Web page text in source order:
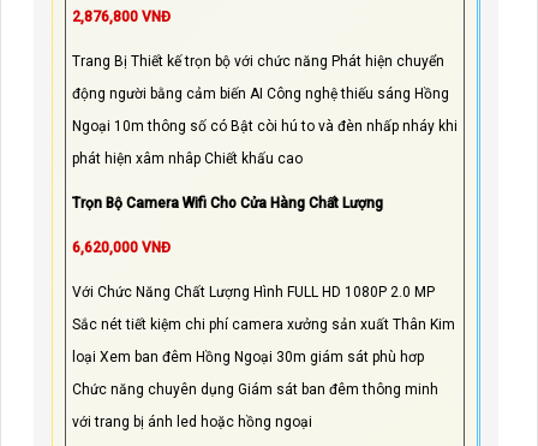
2,876,800 VNĐ
Trang Bị Thiết kế trọn bộ với chức năng Phát hiện chuyển
động người bằng cảm biến AI Công nghệ thiếu sáng Hồng
Ngoại 10m thông số có Bật còi hú to và đèn nhấp nháy khi
phát hiện xâm nhâp Chiết khấu cao
Trọn Bộ Camera Wifi Cho Cửa Hàng Chất Lượng
6,620,000 VNĐ
Với Chức Năng Chất Lượng Hình FULL HD 1080P 2.0 MP
Sắc nét tiết kiệm chi phí camera xưởng sản xuất Thân Kim
loại Xem ban đêm Hồng Ngoại 30m giám sát phù hơp
Chức năng chuyên dụng Giám sát ban đêm thông minh
với trang bị ánh led hoặc hồng ngoại